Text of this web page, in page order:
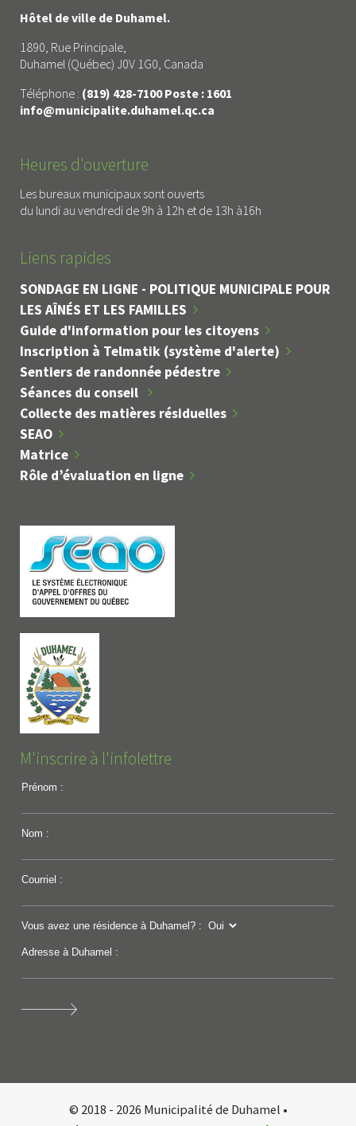
Hôtel de ville de Duhamel.
1890, Rue Principale,
Duhamel (Québec) J0V 1G0, Canada
Téléphone : (819) 428-7100 Poste : 1601
info@municipalite.duhamel.qc.ca
Heures d'ouverture
Les bureaux municipaux sont ouverts
du lundi au vendredi de 9h à 12h et de 13h à16h
Liens rapides
SONDAGE EN LIGNE - POLITIQUE MUNICIPALE POUR
LES AÎNÉS ET LES FAMILLES
Guide d'information pour les citoyens
Inscription à Telmatik (système d'alerte)
Sentiers de randonnée pédestre
Séances du conseil
Collecte des matières résiduelles
SEAO
Matrice
Rôle d’évaluation en ligne
M'inscrire à l'infolettre
Prénom :
Nom :
Courriel :
Vous avez une résidence à Duhamel? :
Adresse à Duhamel :
© 2018 - 2026 Municipalité de Duhamel •